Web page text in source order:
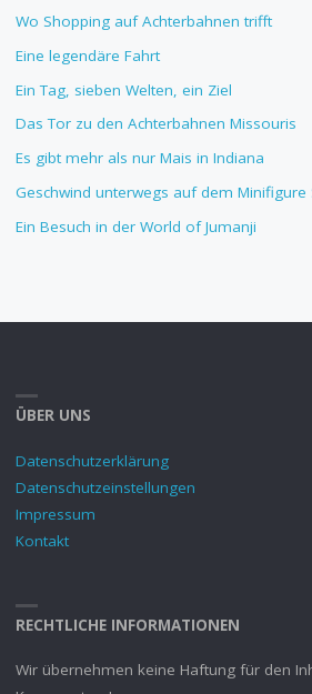
Wo Shopping auf Achterbahnen trifft
Eine legendäre Fahrt
Ein Tag, sieben Welten, ein Ziel
Das Tor zu den Achterbahnen Missouris
Es gibt mehr als nur Mais in Indiana
Geschwind unterwegs auf dem Minifigure
Ein Besuch in der World of Jumanji
ÜBER UNS
Datenschutzerklärung
Datenschutzeinstellungen
Impressum
Kontakt
RECHTLICHE INFORMATIONEN
Wir übernehmen keine Haftung für den